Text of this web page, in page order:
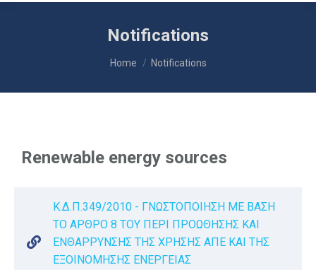
Notifications
You are here:
Home Notifications
Renewable energy sources
Κ.Δ.Π.349/2010 - ΓΝΩΣΤΟΠΟΙΗΣΗ ΜΕ ΒΑΣΗ
ΤΟ ΑΡΘΡΟ 8 ΤΟΥ ΠΕΡΙ ΠΡΟΩΘΗΣΗΣ ΚΑΙ
ΕΝΘΑΡΡΥΝΣΗΣ ΤΗΣ ΧΡΗΣΗΣ ΑΠΕ ΚΑΙ ΤΗΣ
ΕΞΟΙΝΟΜΗΣΗΣ ΕΝΕΡΓΕΙΑΣ